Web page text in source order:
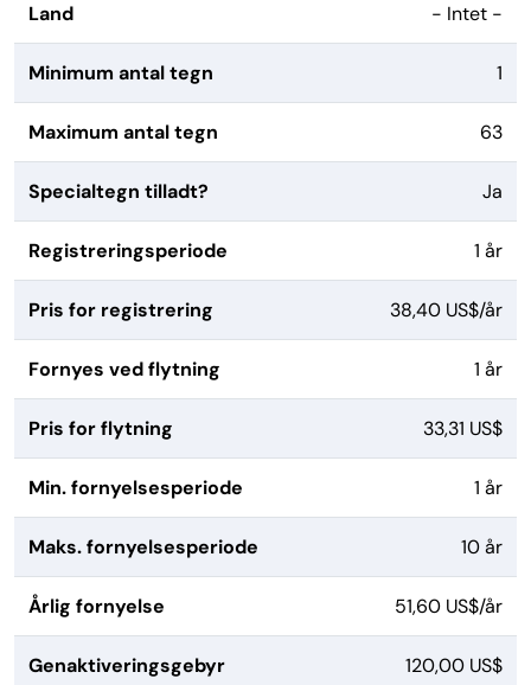
Land - Intet -
Minimum antal tegn 1
Maximum antal tegn 63
Specialtegn tilladt? Ja
Registreringsperiode 1 år
Pris for registrering 38,40 US$/år
Fornyes ved flytning 1 år
Pris for flytning 33,31 US$
Min. fornyelsesperiode 1 år
Maks. fornyelsesperiode 10 år
Årlig fornyelse 51,60 US$/år
Genaktiveringsgebyr 120,00 US$